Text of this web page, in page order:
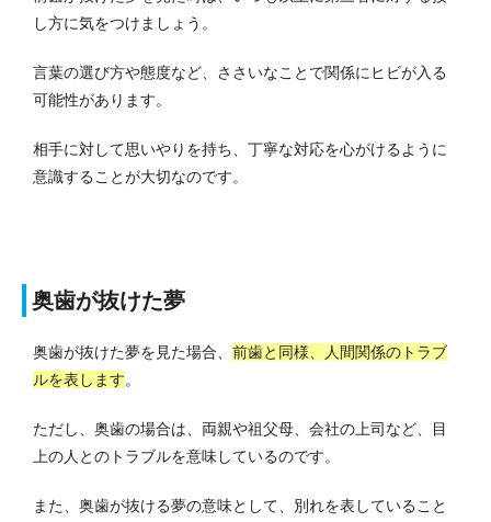
し方に気をつけましょう。
言葉の選び方や態度など、ささいなことで関係にヒビが入る
可能性があります。
相手に対して思いやりを持ち、丁寧な対応を心がけるように
意識することが大切なのです。
奥歯が抜けた夢
奥歯が抜けた夢を見た場合、 前歯と同様、人間関係のトラブ
ルを表します。
ただし、奥歯の場合は、両親や祖父母、会社の上司など、目
上の人とのトラブルを意味しているのです。
また、奥歯が抜ける夢の意味として、別れを表していること